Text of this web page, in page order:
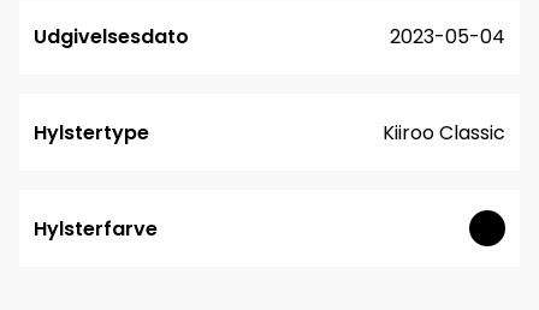
Udgivelsesdato 2023-05-04
Hylstertype Kiiroo Classic
Hylsterfarve